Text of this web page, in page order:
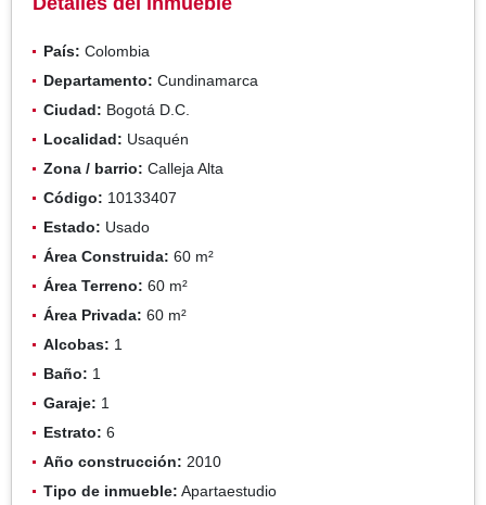
País: Colombia
Departamento: Cundinamarca
Ciudad: Bogotá D.C.
Localidad: Usaquén
Zona / barrio: Calleja Alta
Código: 10133407
Estado: Usado
Área Construida: 60 m²
Área Terreno: 60 m²
Área Privada: 60 m²
Alcobas: 1
Baño: 1
Garaje: 1
Estrato: 6
Año construcción: 2010
Tipo de inmueble: Apartaestudio